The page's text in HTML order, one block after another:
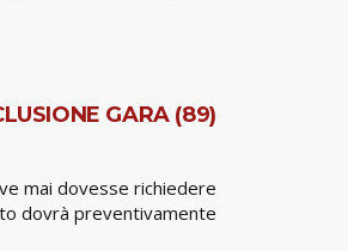
GARA (89)
mai dovesse richiedere
dovrà preventivamente